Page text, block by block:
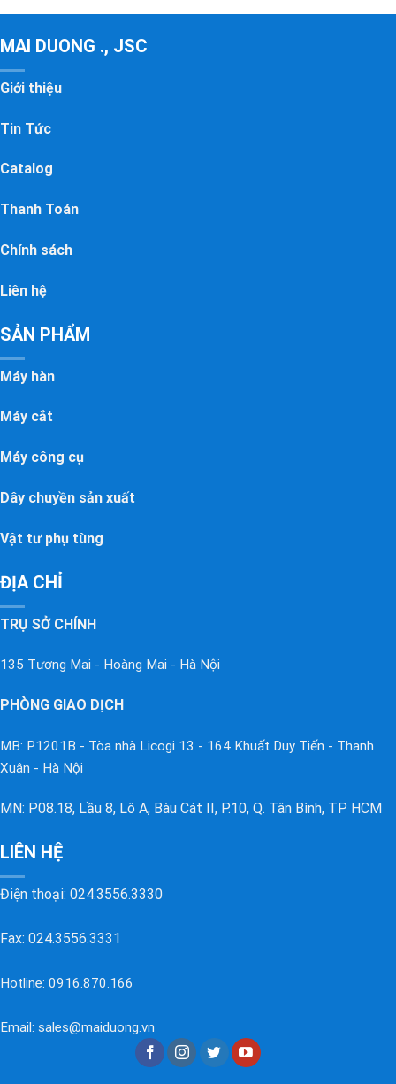
MAI DUONG ., JSC
Giới thiệu
Tin Tức
Catalog
Thanh Toán
Chính sách
Liên hệ
SẢN PHẨM
Máy hàn
Máy cắt
Máy công cụ
Dây chuyền sản xuất
Vật tư phụ tùng
ĐỊA CHỈ
TRỤ SỞ CHÍNH
135 Tương Mai - Hoàng Mai - Hà Nội
PHÒNG GIAO DỊCH
MB: P1201B - Tòa nhà Licogi 13 - 164 Khuất Duy Tiến - Thanh
Xuân - Hà Nội
MN: P08.18, Lầu 8, Lô A, Bàu Cát II, P.10, Q. Tân Bình, TP HCM
LIÊN HỆ
Điện thoại: 024.3556.3330
Fax: 024.3556.3331
Hotline: 0916.870.166
Email: sales@maiduong.vn